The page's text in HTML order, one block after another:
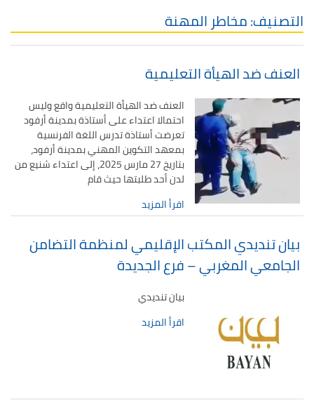
الميدان – اليوم 24
منظمة التضامن الجامعي المغربي تعزي في وفاة
الأخ عمر الجابري مدير دار النشر المغربية
“التدبير الرقمي للإدارة التربية خدمات منظمة
التضامن الجامعي المغربي”
تقييم عشرية إصلاح التعليم 2015-2030 الحلقة
الأولى: المدرسة المغربية بين جمال النصوص وقسوة
الميدان – اليوم 24
التصنيف:مخاطر المهنة
العنف ضد الهيأة التعليمية
العنف ضد الهيأة التعليمية واقع وليس
احتمالا اعتداء على أستاذة بمدينة أرفود
تعرضت أستاذة تدرس اللغة الفرنسية
بمعهد التكوين المهني بمدينة أرفود،
بتاريخ 27 مارس 2025، إلى اعتداء شنيع من
لدن أحد طلبتها حيث قام
اقرأ المزيد
بيان تنديدي المكتب الإقليمي لمنظمة التضامن
الجامعي المغربي – فرع الجديدة
بيان تنديدي
اقرأ المزيد